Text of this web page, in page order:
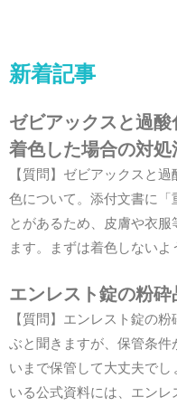
新着記事
ゼビアックスと過
着色した場合の対
【質問】ゼビアックスと
色について。添付文書に「
とがあるため、皮膚や衣
ます。まずは着色しないよ
エンレスト錠の粉
【質問】エンレスト錠の
ぶと聞きますが、保管条件
いまで保管して大丈夫でし
いる公式資料には、エンレ